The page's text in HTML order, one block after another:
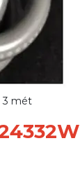
3 mét